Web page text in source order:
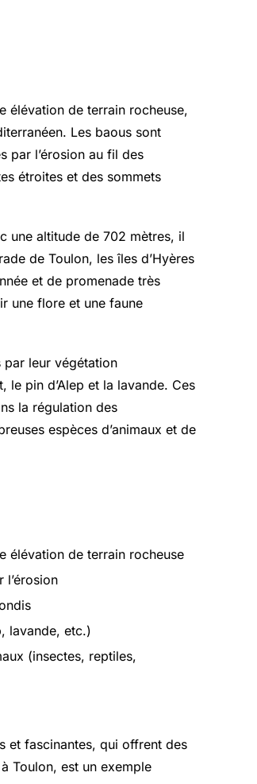
élévation de terrain rocheuse,
Les baous sont
par l’érosion au fil des
étroites et des sommets
une altitude de 702 mètres, il
de Toulon, les îles d’Hyères
et de promenade très
une flore et une faune
par leur végétation
le pin d’Alep et la lavande. Ces
la régulation des
espèces d’animaux et de
élévation de terrain rocheuse
l’érosion
lavande, etc.)
(insectes, reptiles,
et fascinantes, qui offrent des
Toulon, est un exemple